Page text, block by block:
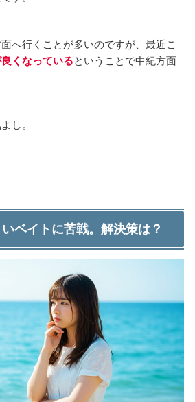
へ行くことが多いのですが、最近こ
くなっているということで中紀方面
し。
ベイトに苦戦。解決策は？